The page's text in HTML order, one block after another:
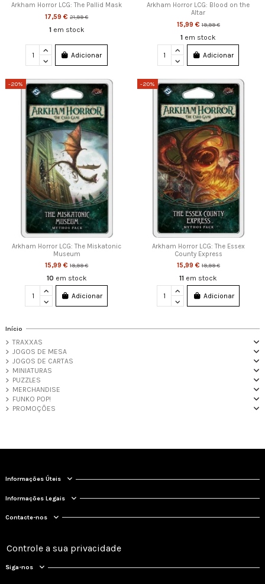
Arkham Horror LCG: The Pallid Mask
17,59 €21,99 €
1 em stock
Adicionar
Arkham Horror LCG: Blood on the
Altar
15,99 €19,99 €
1 em stock
Adicionar
-20%
Arkham Horror LCG: The Miskatonic
Museum
15,99 €19,99 €
10 em stock
Adicionar
-20%
Arkham Horror LCG: The Essex
County Express
15,99 €19,99 €
11 em stock
Adicionar
Início
TRAXXAS
JOGOS DE MESA
JOGOS DE CARTAS
MINIATURAS
PUZZLES
MERCHANDISE
FUNKO POP!
PROMOÇÕES
Informações Úteis
Informações Legais
Contacte-nos
Controle a sua privacidade
Siga-nos